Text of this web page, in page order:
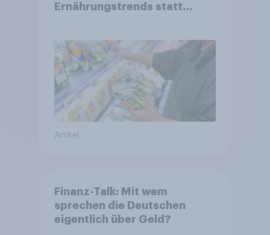
Ernährungstrends statt
Artikel
Finanz-Talk: Mit wem
sprechen die Deutschen
eigentlich über Geld?